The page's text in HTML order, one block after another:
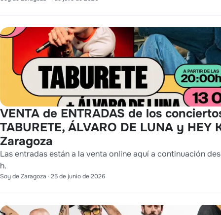
VENTA de ENTRADAS de los
TABURETE, ÁLVARO DE LUNA y HEY
Zaragoza
Las entradas están a la venta online aquí a continuación
h.
Soy de Zaragoza · 25 de junio de 2026